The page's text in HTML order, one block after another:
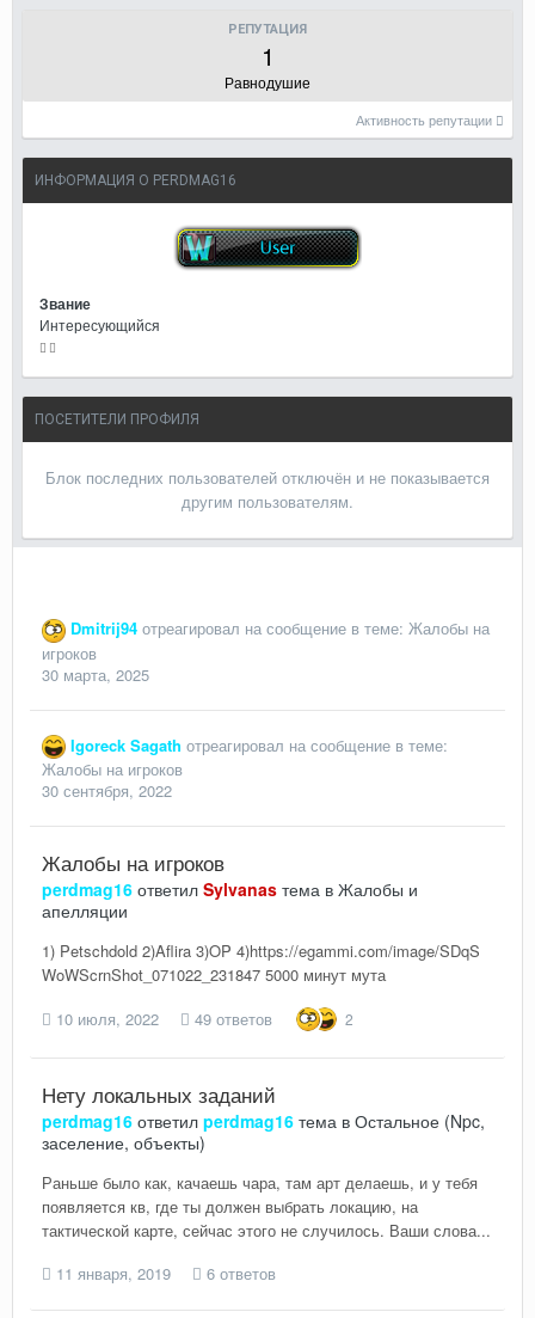
РЕПУТАЦИЯ
1
Равнодушие
Активность репутации
ИНФОРМАЦИЯ О PERDMAG16
Звание
Интересующийся
ПОСЕТИТЕЛИ ПРОФИЛЯ
Блок последних пользователей отключён и не показывается
другим пользователям.
Dmitrij94 отреагировал на сообщение в теме: Жалобы на
игроков
30 марта, 2025
Igoreck Sagath отреагировал на сообщение в теме:
Жалобы на игроков
30 сентября, 2022
Жалобы на игроков
perdmag16 ответил Sylvanas тема в Жалобы и
апелляции
1) Petschdold 2)Aflira 3)OP 4)https://egammi.com/image/SDqS
WoWScrnShot_071022_231847 5000 минут мута
10 июля, 2022
49 ответов 2
Нету локальных заданий
perdmag16 ответил perdmag16 тема в Остальное (Npc,
заселение, объекты)
Раньше было как, качаешь чара, там арт делаешь, и у тебя
появляется кв, где ты должен выбрать локацию, на
тактической карте, сейчас этого не случилось. Ваши слова...
11 января, 2019
6 ответов